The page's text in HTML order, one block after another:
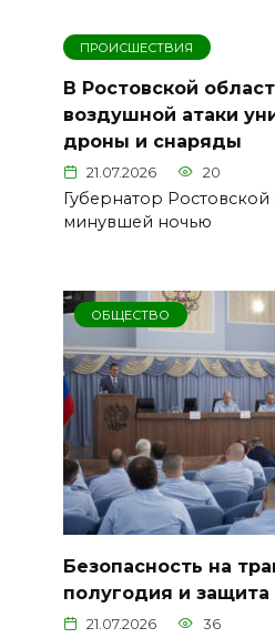
ПРОИСШЕСТВИЯ
В Ростовской
воздушной атаки
дроны и снаряды
21.07.2026 20
Губернатор
минувшей ночью
ОБЩЕСТВО
Безопасность на
полугодия и
21.07.2026 36